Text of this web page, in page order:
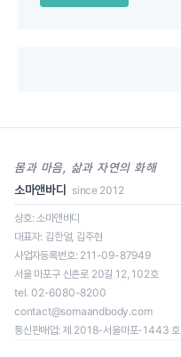
몸과 마음, 삶과 자연의 화해
소마앤바디 since 2012
상호: 소마앤바디
대표자: 김한얼, 김주현
사업자등록번호: 211-09-87949
서울 마포구 신촌로 20길 12, 102호
tel. 02-6080-8200
contact@somaandbody.com
통신판매업: 제 2018-서울마포-1443 호